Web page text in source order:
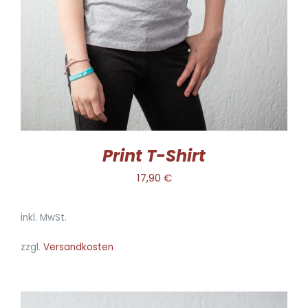
AUF.
DIE
OPTIONEN
KÖNNEN
AUF
DER
PRODUKTSEITE
GEWÄHLT
Print T-Shirt
17,90 €
inkl. MwSt.
zzgl. Versandkosten